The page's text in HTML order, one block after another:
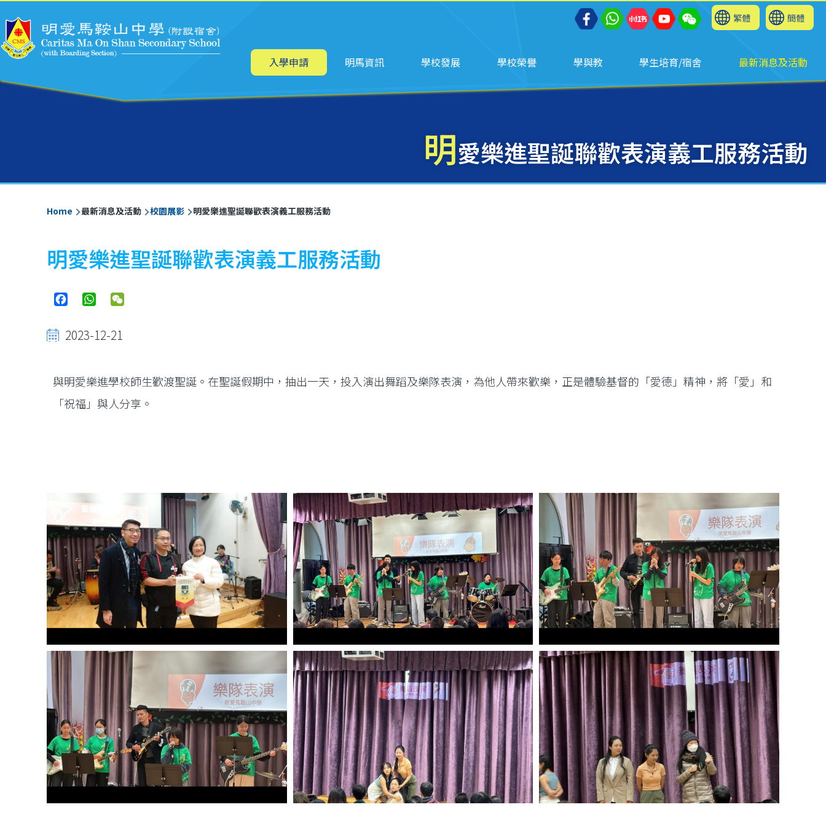
繁體 簡體
Main
入學申請 明馬資訊 學校發展 學校榮譽 學與教 學生培育/宿舍 最新消息及活動
明愛樂進聖誕聯歡表演義工服務活動
Breadcrumb
Home 最新消息及活動 校園展影 明愛樂進聖誕聯歡表演義工服務活動
明愛樂進聖誕聯歡表演義工服務活動
FacebookWhatsApp
2023-12-21
與明愛樂進學校師生歡渡聖誕。在聖誕假期中，抽出一天，投入演出舞蹈及樂隊表演，為他人帶來歡樂，正是體驗基督的「愛德」精神，將「愛」和
「祝福」與人分享。